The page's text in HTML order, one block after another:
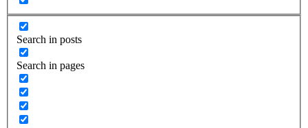
Search in posts
Search in pages